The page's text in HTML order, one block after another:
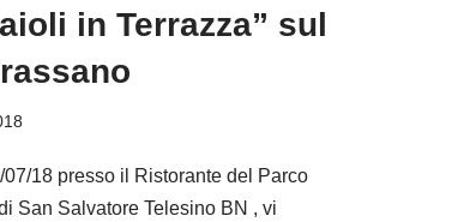
in Terrazza” sul
07/18 presso il Ristorante del Parco
San Salvatore Telesino BN , vi